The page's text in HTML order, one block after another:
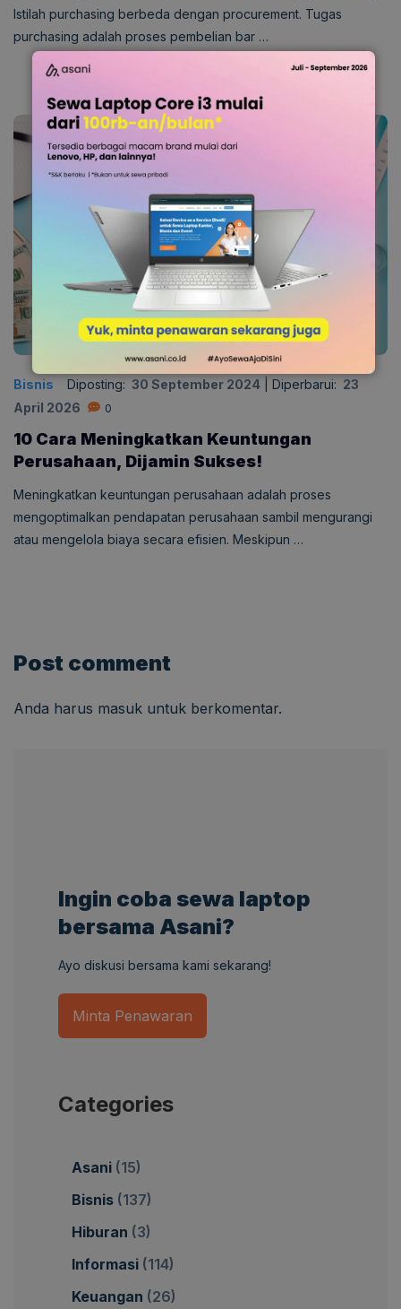
Istilah purchasing berbeda dengan procurement. Tugas
purchasing adalah proses pembelian bar …
Bisnis Diposting: 30 September 2024 | Diperbarui: 23
April 2026
0
10 Cara Meningkatkan Keuntungan
Perusahaan, Dijamin Sukses!
Meningkatkan keuntungan perusahaan adalah proses
mengoptimalkan pendapatan perusahaan sambil mengurangi
atau mengelola biaya secara efisien. Meskipun …
Post comment
Anda harus masuk untuk berkomentar.
Ingin coba sewa laptop
bersama Asani?
Ayo diskusi bersama kami sekarang!
Minta Penawaran
Categories
Asani (15)
Bisnis (137)
Hiburan (3)
Informasi (114)
Keuangan (26)